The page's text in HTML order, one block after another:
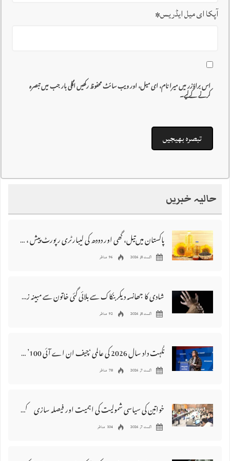
آپکا ای میل ایڈریس*
اس براؤزر میں میرا نام، ای میل، اور ویب سائٹ محفوظ رکھیں اگلی بار جب میں تبصرہ
کرنے کےلیے۔
حالیہ خبریں
پاکستان میں‌تیل، گھی اور دودھ کی لیبارٹری رپورٹ پیش ، 176 نمونے غیر معیاری قرار
اگست 8, 2026 96 مناظر
شادی کا جھانسہ دیکر بنکاک سے بلائی گئی خاتون سے مبینہ زیادتی، ملزم گرفتار
اگست 8, 2026 92 مناظر
نگہت داد سال 2026 کی عالمی ‘چیف ان اے آئی 100’ فہرست میں شامل
اگست 7, 2026 78 مناظر
خواتین کی سیاسی شمولیت کی اہمیت اور فیصلہ سازی کے عمل میں فعال کردار
اگست 7, 2026 104 مناظر